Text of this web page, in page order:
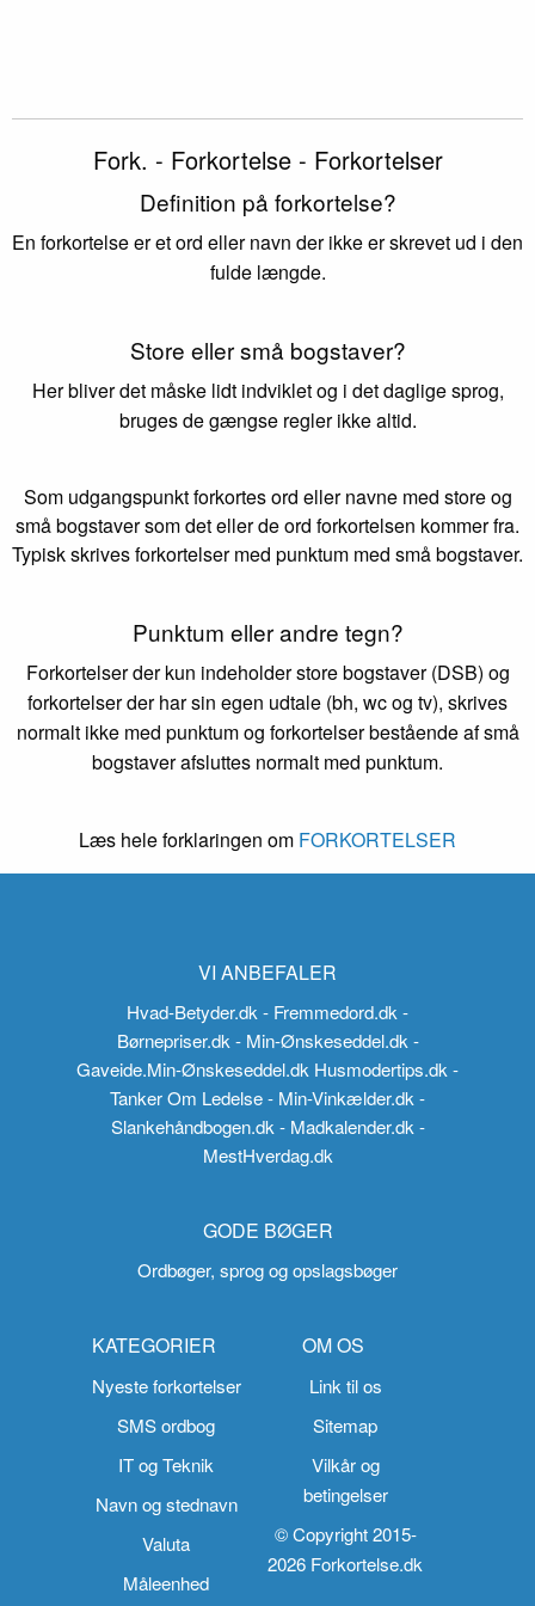
Fork. - Forkortelse - Forkortelser
Definition på forkortelse?
En forkortelse er et ord eller navn der ikke er skrevet ud i den
fulde længde.
Store eller små bogstaver?
Her bliver det måske lidt indviklet og i det daglige sprog,
bruges de gængse regler ikke altid.
Som udgangspunkt forkortes ord eller navne med store og
små bogstaver som det eller de ord forkortelsen kommer fra.
Typisk skrives forkortelser med punktum med små bogstaver.
Punktum eller andre tegn?
Forkortelser der kun indeholder store bogstaver (DSB) og
forkortelser der har sin egen udtale (bh, wc og tv), skrives
normalt ikke med punktum og forkortelser bestående af små
bogstaver afsluttes normalt med punktum.
Læs hele forklaringen om FORKORTELSER
VI ANBEFALER
Hvad-Betyder.dk- Fremmedord.dk-
Børnepriser.dk - Min-Ønskeseddel.dk -
Gaveide.Min-Ønskeseddel.dk Husmodertips.dk-
Tanker Om Ledelse- Min-Vinkælder.dk-
Slankehåndbogen.dk - Madkalender.dk -
MestHverdag.dk
GODE BØGER
Ordbøger, sprog og opslagsbøger
KATEGORIER
Nyeste forkortelser
SMS ordbog
IT og Teknik
Navn og stednavn
Valuta
Måleenhed
OM OS
Link til os
Sitemap
Vilkår og
betingelser
© Copyright 2015-
2026 Forkortelse.dk